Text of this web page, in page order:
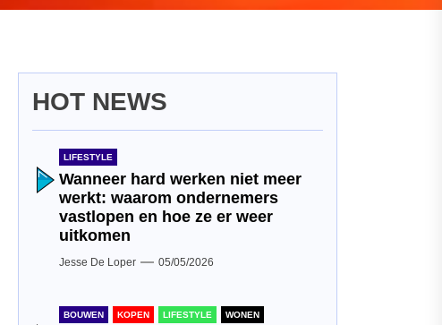
HOT NEWS
LIFESTYLE
Wanneer hard werken niet meer
werkt: waarom ondernemers
vastlopen en hoe ze er weer
uitkomen
Jesse De Loper 05/05/2026
BOUWEN KOPEN LIFESTYLE WONEN